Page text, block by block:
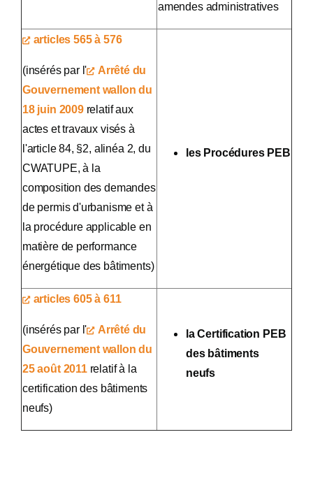
amendes administratives
articles 565 à 576
(insérés par l'
Arrêté du
Gouvernement wallon du
18 juin 2009relatif aux
actes et travaux visés à
l'article 84, §2, alinéa 2, du
CWATUPE, à la
composition des demandes
de permis d'urbanisme et à
la procédure applicable en
matière de performance
énergétique des bâtiments)
les Procédures PEB
articles 605 à 611
(insérés par l'
Arrêté du
Gouvernement wallon du
25 août 2011relatif à la
certification des bâtiments
neufs)
la Certification PEB
des bâtiments
neufs